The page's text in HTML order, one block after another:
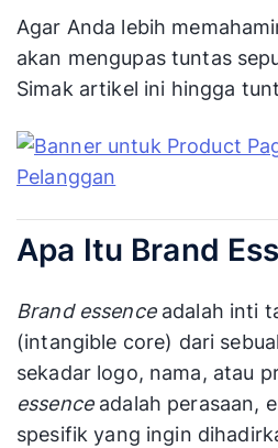
Agar Anda lebih
akan mengupas tuntas
Simak artikel ini hingga
Apa Itu Brand
Brand essenceadalah inti
(intangible core) dari
sekadar logo, nama, atau
essenceadalah perasaan,
spesifik yang ingin